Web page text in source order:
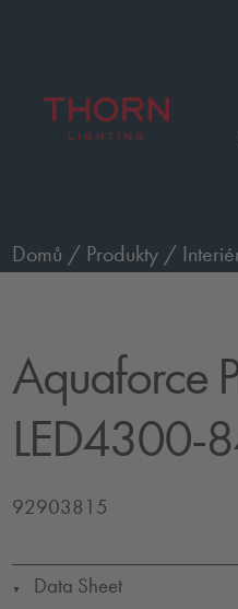
Domů / Produkty /
Aquaforce
LED4300-
92903815
▼
Data Sheet